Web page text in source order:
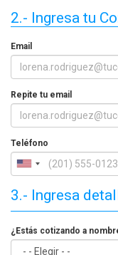
2.- Ingresa tu
Email
Repite tu email
Teléfono
3.- Ingresa
¿Estás cotizando a